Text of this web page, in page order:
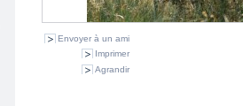
Envoyer à un ami
Imprimer
Agrandir